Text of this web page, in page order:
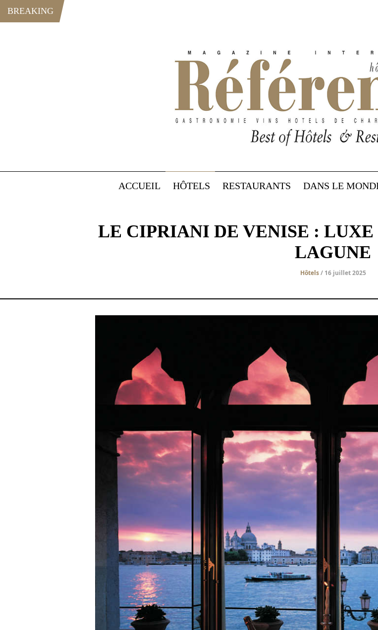
BREAKING
ACCUEIL HÔTELS RESTAURANTS DANS LE
LE CIPRIANI DE VENISE :
LAGUNE
Hôtels/ 16 juillet 2025